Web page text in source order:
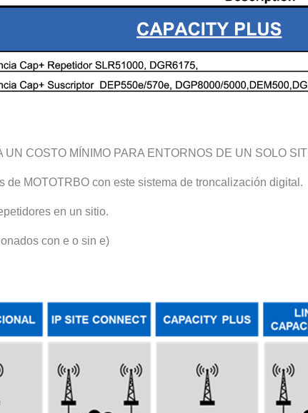
COSTO MÍNIMO PARA ENTORNOS DE UN SOLO
de MOTOTRBO con este sistema de troncalización digital.
en un sitio.
con e o sin e)